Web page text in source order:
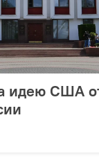
идею США